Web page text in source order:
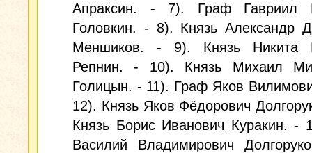
Апраксин. - 7). Граф Гавриил
Головкин. - 8). Князь Александр
Меншиков. - 9). Князь Никита
Репнин. - 10). Князь Михаил
Голицын. - 11). Граф Яков
12). Князь Яков Фёдорович
Князь Борис Иванович Куракин. -
Василий Владимирович